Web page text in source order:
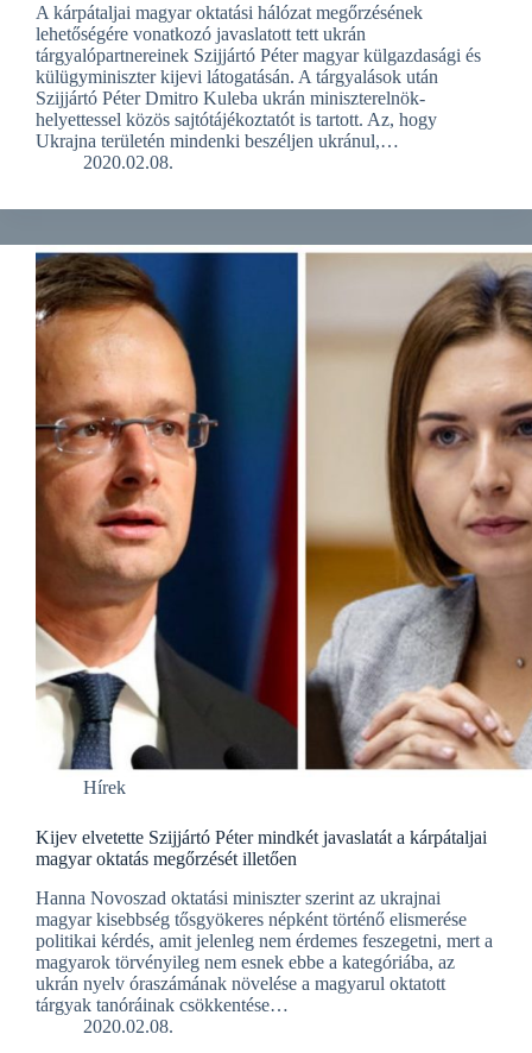
A kárpátaljai magyar oktatási hálózat megőrzésének
lehetőségére vonatkozó javaslatott tett ukrán
tárgyalópartnereinek Szijjártó Péter magyar külgazdasági és
külügyminiszter kijevi látogatásán. A tárgyalások után
Szijjártó Péter Dmitro Kuleba ukrán miniszterelnök-
helyettessel közös sajtótájékoztatót is tartott. Az, hogy
Ukrajna területén mindenki beszéljen ukránul,…
2020.02.08.
Hírek
Kijev elvetette Szijjártó Péter mindkét javaslatát a kárpátaljai
magyar oktatás megőrzését illetően
Hanna Novoszad oktatási miniszter szerint az ukrajnai
magyar kisebbség tősgyökeres népként történő elismerése
politikai kérdés, amit jelenleg nem érdemes feszegetni, mert a
magyarok törvényileg nem esnek ebbe a kategóriába, az
ukrán nyelv óraszámának növelése a magyarul oktatott
tárgyak tanóráinak csökkentése…
2020.02.08.